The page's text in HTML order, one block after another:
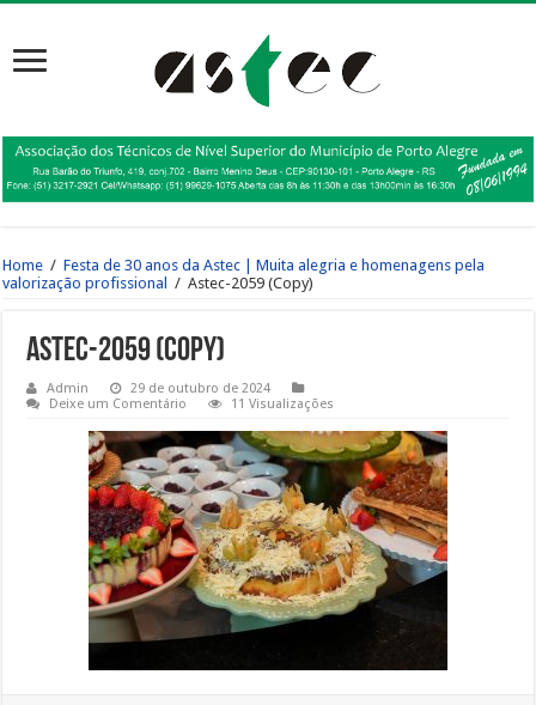
Home / Festa de 30 anos da Astec | Muita alegria e homenagens pela
valorização profissional
/ Astec-2059 (Copy)
Astec-2059 (Copy)
Admin
29 de outubro de 2024
Deixe um Comentário
11 Visualizações